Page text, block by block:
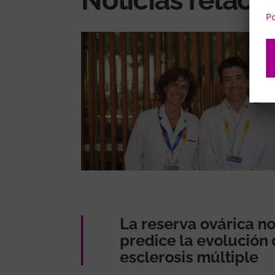
La reserva ovárica no
predice la evolución
esclerosis múltiple